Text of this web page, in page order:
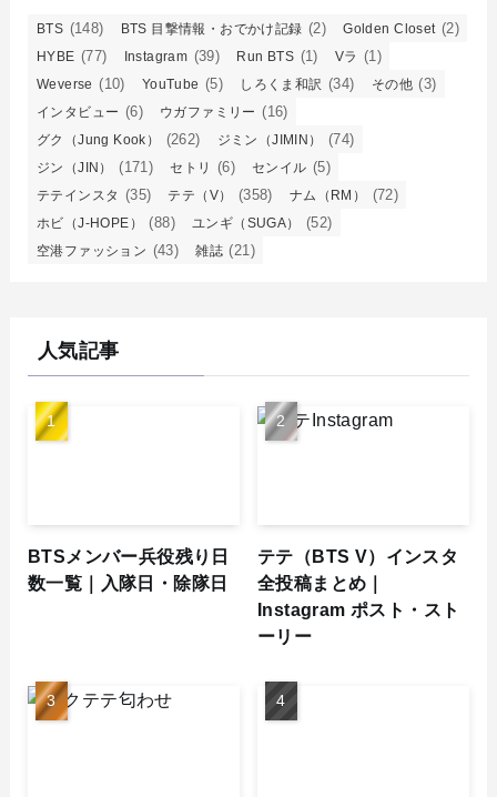
BTS (148) BTS 目撃情報・おでかけ記録 (2) Golden Closet (2)
HYBE (77) Instagram (39) Run BTS (1) Vラ (1)
Weverse (10) YouTube (5) しろくま和訳 (34) その他 (3)
インタビュー (6) ウガファミリー (16)
グク（Jung Kook） (262) ジミン（JIMIN） (74)
ジン（JIN） (171) セトリ (6) センイル (5)
テテインスタ (35) テテ（V） (358) ナム（RM） (72)
ホビ（J-HOPE） (88) ユンギ（SUGA） (52)
空港ファッション (43) 雑誌 (21)
人気記事
BTSメンバー兵役残り日
数一覧｜入隊日・除隊日
テテ（BTS V）インスタ
全投稿まとめ｜
Instagram ポスト・スト
ーリー